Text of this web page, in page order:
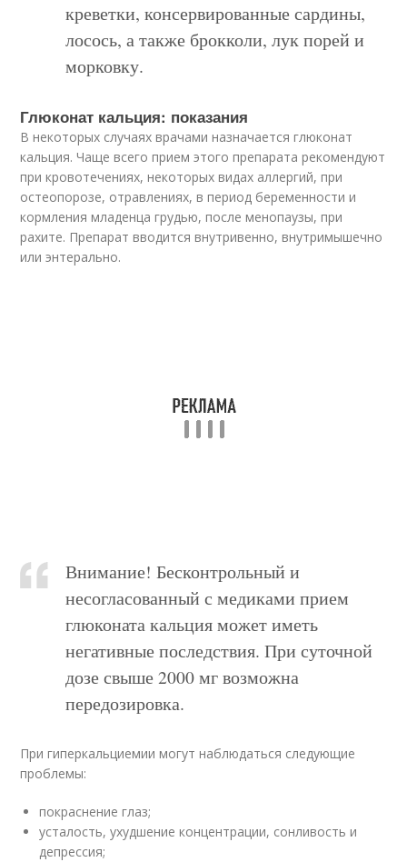
креветки, консервированные сардины,
лосось, а также брокколи, лук порей и
морковку.
Глюконат кальция: показания
В некоторых случаях врачами назначается глюконат
кальция. Чаще всего прием этого препарата рекомендуют
при кровотечениях, некоторых видах аллергий, при
остеопорозе, отравлениях, в период беременности и
кормления младенца грудью, после менопаузы, при
рахите. Препарат вводится внутривенно, внутримышечно
или энтерально.
Внимание! Бесконтрольный и
несогласованный с медиками прием
глюконата кальция может иметь
негативные последствия. При суточной
дозе свыше 2000 мг возможна
передозировка.
При гиперкальциемии могут наблюдаться следующие
проблемы:
покраснение глаз;
усталость, ухудшение концентрации, сонливость и
депрессия;